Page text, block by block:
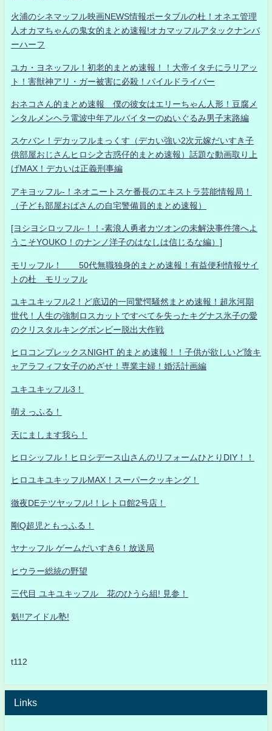
火浦のシネマッフル映画NEWS情報ポータブルの杜！オネエ管理
人オカマちゃんの鬼女的まとめ速報!オカマッフルアタックナンバ
ーハーフ
ユカ・ヨネッフル！初老的まとめ速報！！大帝イタチにラリアッ
ト！害獣神アリ・ガー被害に必殺！パイルドライバー
おネコさん的まとめ速報 僕の彼女はエリーちゃん人形！豆腐メ
ンタルメンヘラ電波中年アルバイターのぬいぐるみ男子末路編
スケバン！デカッフルまっくす（デカい強い2次元嫁だいすき子
供部屋おじさんヒロシ之古惑仔的まとめ速報）話題な動画取り上
げMAX！デカいは正義刑事編
アキヨッフル-！ネオニートスケ番長のエキストラ芸能情報局！
（子ども部屋おばさんの自宅警備員的まとめ速報）
[ヨシヨシロッフル-！！-素浪人勇者カツオンの未解決事件簿へよ
うこそYOUKO！のナンノ洋子のはなしは信じるな編）]
モリッフル！ 50代無職独身的まとめ速報！有益便利情報サイ
トの杜 モリッフル
ユキユキッフル2！ど底辺的一同驚愕騒然まとめ速報！超氷河期
世代！人生の強制ロスカットですべてを失ったキグナス氷子の愛
のクリスタルキングボンビー脱出大作戦
ヒロコンプレックスNIGHT 的まとめ速報！！子供が欲しいど陰キ
ャアラフィフ女子のめざせ！専業主婦！婚活計画編
ユキユキッフル3！
萌えっふる！
天にまします我ら！
ヒロシッフル！ヒロシデース山さんのリフォームひとりDIY！！
ヒロユキユキッフルMAX！スーパークッキング！
徹夜DEテツヤッフル!！レトロ館2号店！
剛Q超児ともっふる！
ヤナッフル ゲームだいすき6！放送局
ヒウラー総統の野望
三代目 ユキユキッフル 花のひうら組! 見参！
魁!!アイドル塾!
t112
Links